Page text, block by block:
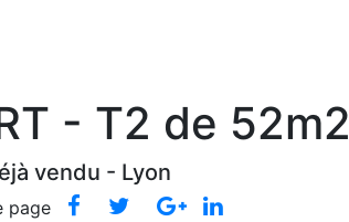
- T2 de 52m2
vendu - Lyon
page